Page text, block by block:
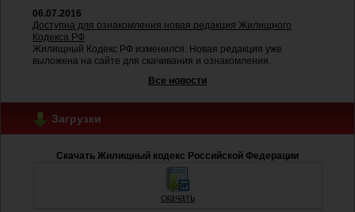
06.07.2016
Доступна для ознакомления новая редакция Жилищного
Кодекса РФ
Жилищный Кодекс РФ изменился. Новая редакция уже
выложена на сайте для скачивания и ознакомления.
Все новости
Загрузки
Скачать Жилищный кодекс Российской Федерации
скачать